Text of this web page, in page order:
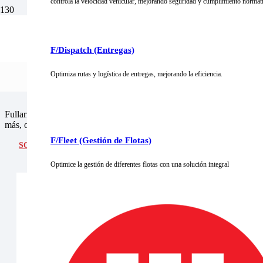
F/Dispatch (Entregas)
Optimiza rutas y logística de entregas, mejorando la eficiencia.
F/Fleet (Gestión de Flotas)
Optimice la gestión de diferentes flotas con una solución integral
Integre el
un solo lugar
Fullarm es una aplicación de monitoreo interactivo con comandos
más, ofreciendo comodidad y seguridad en un solo lugar.
SOLICITAR DEMO